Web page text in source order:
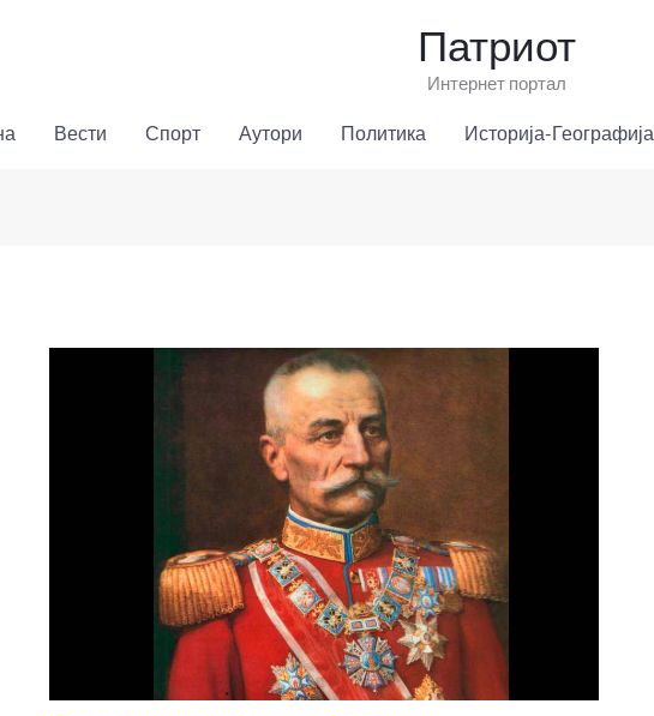
Патриот
Интернет портал
Вести Спорт Аутори Политика Историја-Географија